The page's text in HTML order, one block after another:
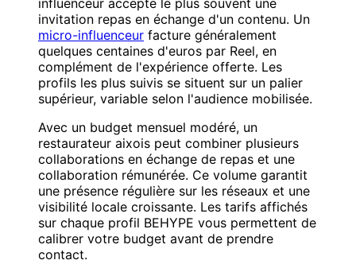
influenceur accepte le plus souvent une
invitation repas en échange d'un contenu. Un
micro-influenceur facture généralement
quelques centaines d'euros par Reel, en
complément de l'expérience offerte. Les
profils les plus suivis se situent sur un palier
supérieur, variable selon l'audience mobilisée.
Avec un budget mensuel modéré, un
restaurateur aixois peut combiner plusieurs
collaborations en échange de repas et une
collaboration rémunérée. Ce volume garantit
une présence régulière sur les réseaux et une
visibilité locale croissante. Les tarifs affichés
sur chaque profil BEHYPE vous permettent de
calibrer votre budget avant de prendre
contact.